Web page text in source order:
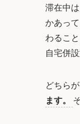
滞在中
かあっ
わるこ
自宅併
どちら
ます。